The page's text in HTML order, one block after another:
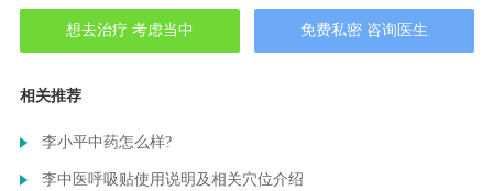
想去治疗 考虑当中 免费私密 咨询医生
相关推荐
李小平中药怎么样?
李中医呼吸贴使用说明及相关穴位介绍